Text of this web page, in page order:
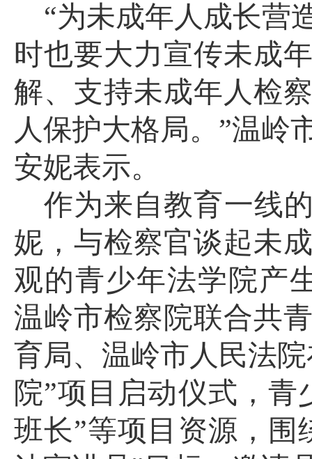
“为未成年人成长营
时也要大力宣传未成
解、支持未成年人检
人保护大格局。”温岭
安妮表示。
作为来自教育一线
妮，与检察官谈起未
观的青少年法学院产
温岭市检察院联合共
育局、温岭市人民法
院”项目启动仪式，
班长”等项目资源，围